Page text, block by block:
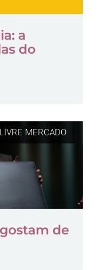
a
do
MERCADO
de